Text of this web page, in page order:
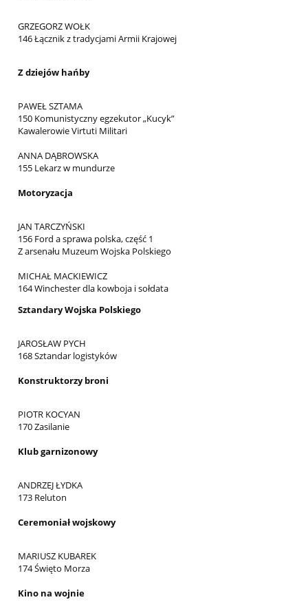
GRZEGORZ WOŁK
146 Łącznik z tradycjami Armii Krajowej
Z dziejów hańby
PAWEŁ SZTAMA
150 Komunistyczny egzekutor „Kucyk”
Kawalerowie Virtuti Militari
ANNA DĄBROWSKA
155 Lekarz w mundurze
Motoryzacja
JAN TARCZYŃSKI
156 Ford a sprawa polska, część 1
Z arsenału Muzeum Wojska Polskiego
MICHAŁ MACKIEWICZ
164 Winchester dla kowboja i sołdata
Sztandary Wojska Polskiego
JAROSŁAW PYCH
168 Sztandar logistyków
Konstruktorzy broni
PIOTR KOCYAN
170 Zasilanie
Klub garnizonowy
ANDRZEJ ŁYDKA
173 Reluton
Ceremoniał wojskowy
MARIUSZ KUBAREK
174 Święto Morza
Kino na wojnie